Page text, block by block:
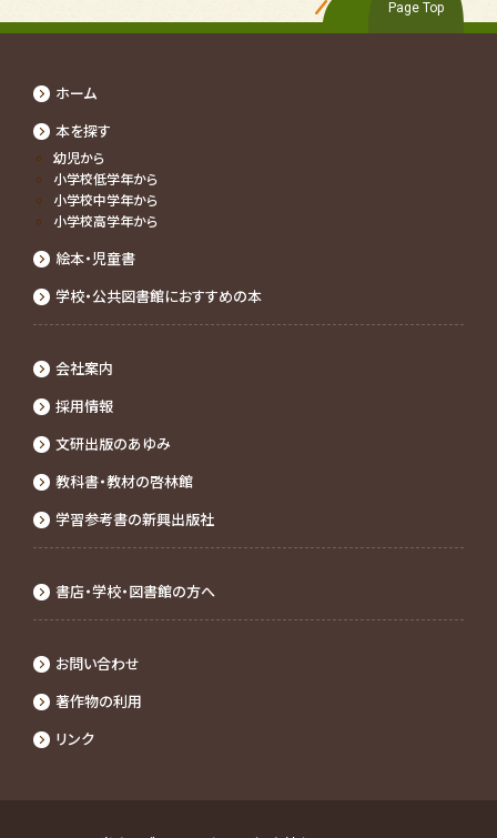
Page Top
ホーム
本を探す
幼児から
⼩学校低学年から
⼩学校中学年から
⼩学校⾼学年から
絵本・児童書
学校・公共図書館におすすめの本
会社案内
採⽤情報
文研出版のあゆみ
教科書・教材の啓林館
学習参考書の新興出版社
書店・学校・図書館の⽅へ
お問い合わせ
著作物の利⽤
リンク